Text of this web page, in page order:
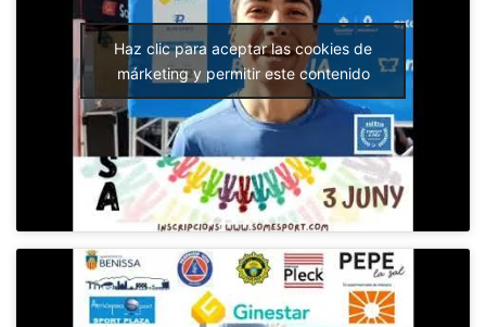
Haz clic para aceptar las cookies de
márketing y permitir este contenido